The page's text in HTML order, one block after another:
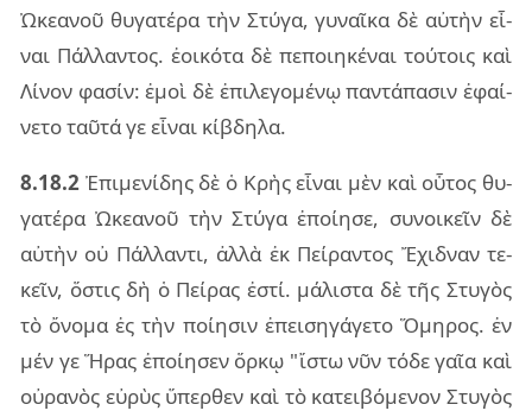
Ὠκε­α­νοῦ θυ­γα­τέ­ρα τὴν Στύγα, γυ­ναῖ­κα δὲ αὐ­τὴν εἶ­
ναι Πάλ­λαν­τος. ἐοι­κό­τα δὲ πε­ποι­η­κέ­ναι τού­τοις καὶ
Λίνον φα­σίν: ἐμοὶ δὲ ἐπι­λε­γο­μέ­νῳ παν­τά­πα­σιν ἐφαί­
νε­το ταῦ­τά γε εἶ­ναι κί­βδη­λα.
8.18.2 Ἐπι­με­νί­δης δὲ ὁ Κρὴς εἶ­ναι μὲν καὶ οὗ­τος θυ­
γα­τέ­ρα Ὠκε­α­νοῦ τὴν Στύγα ἐποί­η­σε, συ­νοι­κεῖν δὲ
αὐ­τὴν οὐ Πάλ­λαν­τι, ἀλλὰ ἐκ Πεί­ραν­τος Ἔχι­δναν τε­
κεῖν, ὅστις δὴ ὁ Πεί­ρας ἐστί. μά­λι­στα δὲ τῆς Στυ­γὸς
τὸ ὄνο­μα ἐς τὴν ποί­η­σιν ἐπει­ση­γά­γε­το Ὅμη­ρος. ἐν
μέν γε Ἥρας ἐποί­η­σεν ὅρκῳ "ἴστω νῦν τόδε γαῖα καὶ
οὐ­ρα­νὸς εὐ­ρὺς ὕπερ­θεν καὶ τὸ κα­τει­βό­με­νον Στυ­γὸς